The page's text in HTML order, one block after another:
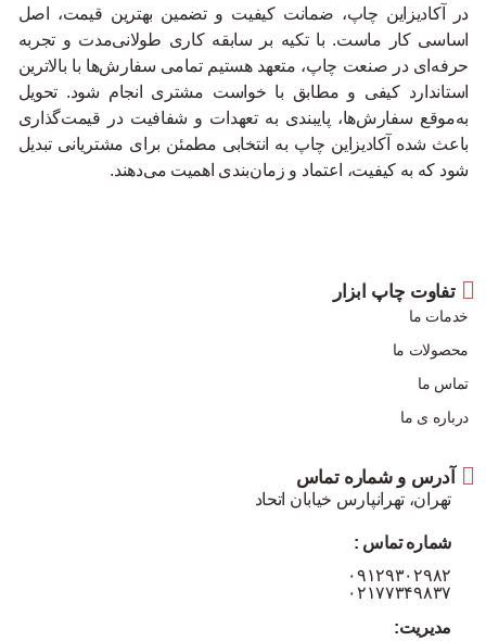
در آکادیزاین چاپ، ضمانت کیفیت و تضمین بهترین قیمت، اصل
اساسی کار ماست. با تکیه بر سابقه کاری طولانی‌مدت و تجربه
حرفه‌ای در صنعت چاپ، متعهد هستیم تمامی سفارش‌ها با بالاترین
استاندارد کیفی و مطابق با خواست مشتری انجام شود. تحویل
به‌موقع سفارش‌ها، پایبندی به تعهدات و شفافیت در قیمت‌گذاری
باعث شده آکادیزاین چاپ به انتخابی مطمئن برای مشتریانی تبدیل
شود که به کیفیت، اعتماد و زمان‌بندی اهمیت می‌دهند.
تفاوت چاپ ابزار
خدمات ما
محصولات ما
تماس ما
درباره ی ما
آدرس و شماره تماس
تهران، تهرانپارس خیابان اتحاد
شماره تماس :
۰۹۱۲۹۳۰۲۹۸۲
۰۲۱۷۷۳۴۹۸۳۷
مدیریت: